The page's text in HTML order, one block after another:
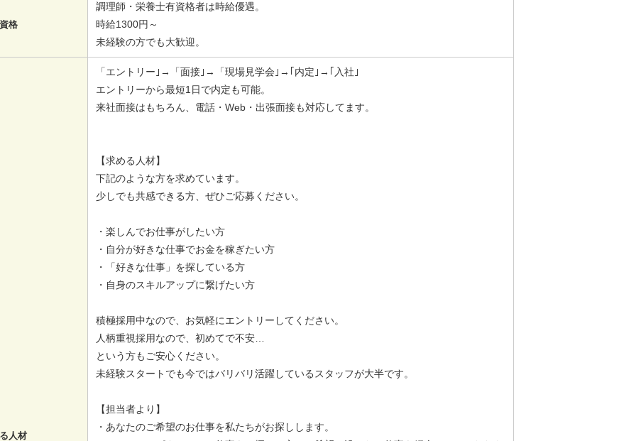
格
調理師・栄養士有資格者は時給優遇。
時給1300円～
未経験の方でも大歓迎。
人材
「エントリー｣→「面接｣→「現場見学会｣→｢内定｣→｢入社｣
エントリーから最短1日で内定も可能。
来社面接はもちろん、電話・Web・出張面接も対応してます。
【求める人材】
下記のような方を求めています。
少しでも共感できる方、ぜひご応募ください。
・楽しんでお仕事がしたい方
・自分が好きな仕事でお金を稼ぎたい方
・「好きな仕事」を探している方
・自身のスキルアップに繋げたい方
積極採用中なので、お気軽にエントリーしてください。
人柄重視採用なので、初めてで不安…
という方もご安心ください。
未経験スタートでも今ではバリバリ活躍しているスタッフが大半です。
【担当者より】
・あなたのご希望のお仕事を私たちがお探しします。